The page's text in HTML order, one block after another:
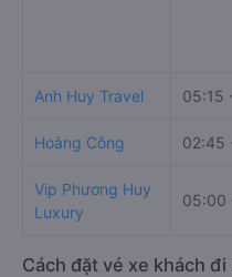
Anh Huy Travel 05:15
Hoàng Công 02:45
Vip Phương Huy
Luxury
05:00
Cách đặt vé xe khách